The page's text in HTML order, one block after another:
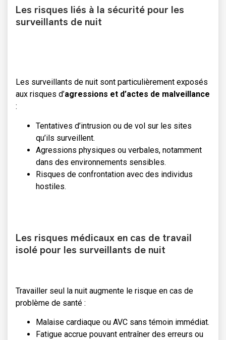
Les risques liés à la sécurité pour les
surveillants de nuit
Les surveillants de nuit sont particulièrement exposés
aux risques d’agressions et d’actes de malveillance
:
Tentatives d’intrusion ou de vol sur les sites
qu’ils surveillent.
Agressions physiques ou verbales, notamment
dans des environnements sensibles.
Risques de confrontation avec des individus
hostiles.
Les risques médicaux en cas de travail
isolé pour les surveillants de nuit
Travailler seul la nuit augmente le risque en cas de
problème de santé :
Malaise cardiaque ou AVC sans témoin immédiat.
Fatigue accrue pouvant entraîner des erreurs ou